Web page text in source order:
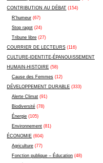
CONTRIBUTION AU DÉBAT (154)
R'humeur (67)
Stop ragot (24)
Tribune libre (27)
COURRIER DE LECTEURS (116)
CULTURE-IDENTITE-ÉPANOUISSEMENT
HUMAIN-HISTOIRE (58)
Cause des Femmes (12)
DÉVELOPPEMENT DURABLE (333)
Alerte Climat (91)
Biodiversité (78)
Énergie (105)
Environnement (81)
ÉCONOMIE (604)
Agriculture (77)
Fonction publique – Éducation (48)